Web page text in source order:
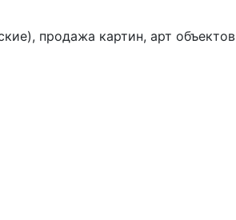
продажа картин, арт объектов